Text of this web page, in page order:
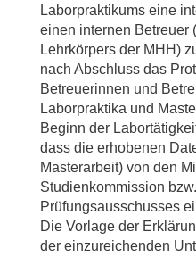
Laborpraktikums eine
einen internen Betreuer
Lehrkörpers der MHH)
nach Abschluss das
Betreuerinnen und
Laborpraktika und
Beginn der
dass die erhobenen
Masterarbeit) von den
Studienkommission
Prüfungsausschusses
Die Vorlage der
der einzureichenden